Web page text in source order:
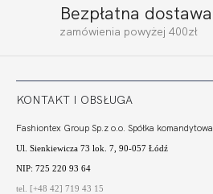
Bezpłatna dostawa
zamówienia powyżej 400zł
KONTAKT I OBSŁUGA
Fashiontex Group Sp.z o.o. Spółka komandytowa
Ul. Sienkiewicza 73 lok. 7, 90-057 Łódź
NIP: 725 220 93 64
tel. [+48 42] 719 43 15